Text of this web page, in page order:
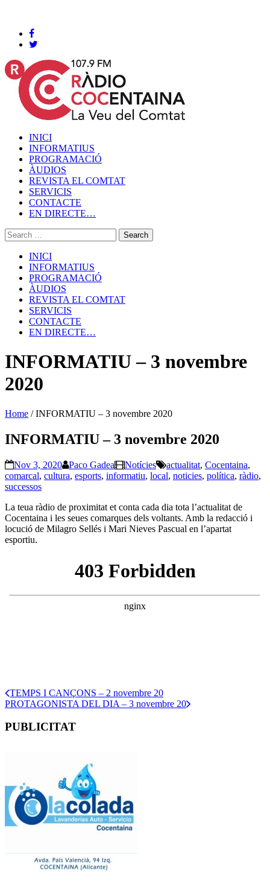
INICI
INFORMATIUS
PROGRAMACIÓ
ÀUDIOS
REVISTA EL COMTAT
SERVICIS
CONTACTE
EN DIRECTE…
INICI
INFORMATIUS
PROGRAMACIÓ
ÀUDIOS
REVISTA EL COMTAT
SERVICIS
CONTACTE
EN DIRECTE…
INFORMATIU – 3 novembre
2020
Home /INFORMATIU – 3 novembre 2020
INFORMATIU – 3 novembre 2020
Nov 3, 2020 Paco Gadea Notícies actualitat, Cocentaina,
comarcal, cultura, esports, informatiu, local, noticies, política, ràdio,
successos
La teua ràdio de proximitat et conta cada dia tota l’actualitat de
Cocentaina i les seues comarques dels voltants. Amb la redacció i
locució de Milagro Sellés i Mari Nieves Pascual en l’apartat
esportiu.
TEMPS I CANÇONS – 2 novembre 20
PROTAGONISTA DEL DIA – 3 novembre 20
PUBLICITAT